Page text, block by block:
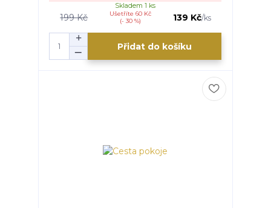
199 Kč
Ušetříte 60 Kč
(- 30 %)
139 Kč/ks
Skladem 1 ks
Přidat do košíku